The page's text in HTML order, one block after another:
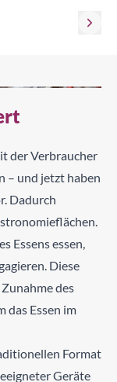
der Verbraucher
– und jetzt haben
Dadurch
Essens essen,
Diese
des
das Essen im
Format
Geräte